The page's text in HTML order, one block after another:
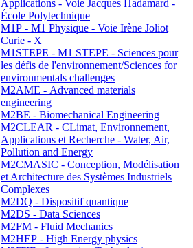
Applications - Voie Jacques Hadamard -
École Polytechnique
M1P - M1 Physique - Voie Irène Joliot
Curie - X
M1STEPE - M1 STEPE - Sciences pour
les défis de l'environnement/Sciences for
environmentals challenges
M2AME - Advanced materials
engineering
M2BE - Biomechanical Engineering
M2CLEAR - CLimat, Environnement,
Applications et Recherche - Water, Air,
Pollution and Energy
M2CMASIC - Conception, Modélisation
et Architecture des Systèmes Industriels
Complexes
M2DQ - Dispositif quantique
M2DS - Data Sciences
M2FM - Fluid Mechanics
M2HEP - High Energy physics